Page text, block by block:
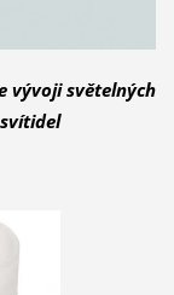
vývoji světelných